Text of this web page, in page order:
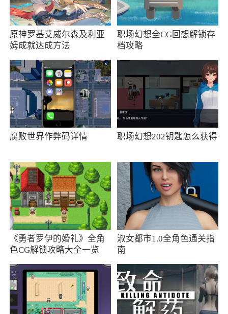
操作感，相信不会辜负所有格斗迷的期待。跳
跃、闪避、放招、连击，这不单是指尖的较量，
更不是是无脑点击式的放招战斗，有攻有守，讲
在幻斗英雄中还能实时切换上阵英雄，打出华丽
配合
4、在幻斗英雄中，当玩家征程通过了第三章
第五节时，将开放竞技场系统，竞技场系统是检
验自身能力的最好战场。在这里不仅能获得其他
一些特殊道具的必备货币，所以，打竞技场很有
必要哦
5、游戏在闯关、街机格斗等经典元素的基础
上独创“双人格斗”玩法，让玩家一人同时操纵两
位英雄进行战斗
6、竞技射击的武器都要完成任务才能完整，
伤害程度会直线上升，打败较多的强敌
小编评价
原神罗基艾威尔森及利亚
姆成就达成方法
职场幻想全CG回想解锁存
档攻略
腐败世界作弊码详情 职场幻想202钥匙怎么获得
《勇者罗伊的婚礼》全角
色CG解锁攻略大全一览
淑女都市1.0全角色通关指
南